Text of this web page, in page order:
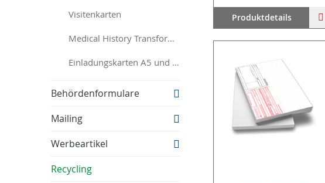
Produktdetails
Visitenkarten
Medical History Transformset
Einladungskarten A5 und A6
Behördenformulare
Mailing
Werbeartikel
Recycling